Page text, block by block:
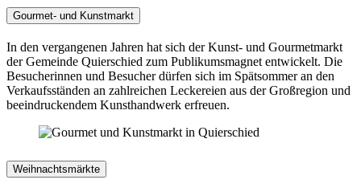
Gourmet- und Kunstmarkt
In den vergangenen Jahren hat sich der Kunst- und Gourmetmarkt
der Gemeinde Quierschied zum Publikumsmagnet entwickelt. Die
Besucherinnen und Besucher dürfen sich im Spätsommer an den
Verkaufsständen an zahlreichen Leckereien aus der Großregion und
beeindruckendem Kunsthandwerk erfreuen.
Weihnachtsmärkte